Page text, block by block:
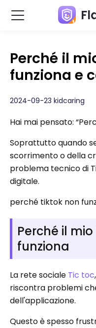
Perché il
funziona e
2024-09-23 kidcaring
Hai mai pensato:
Soprattutto quando
scorrimento o della
problema tecnico di
digitale.
perché tiktok non
Perché il
funziona
La rete sociale Tic toc
riscontra problemi
dell'applicazione.
Questo è spesso